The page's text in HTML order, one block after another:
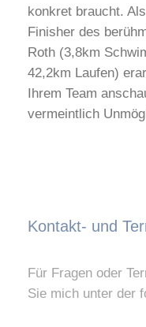
konkret braucht.
Finisher des
Roth (3,8km
42,2km Laufen)
Ihrem Team
vermeintlich
Kontakt- und
Für Fragen oder
Sie mich unter der